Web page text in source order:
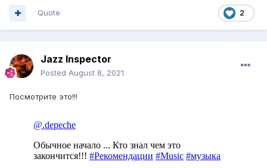
2
Quote
Jazz Inspector
Posted August 8, 2021
Посмотрите это!!!